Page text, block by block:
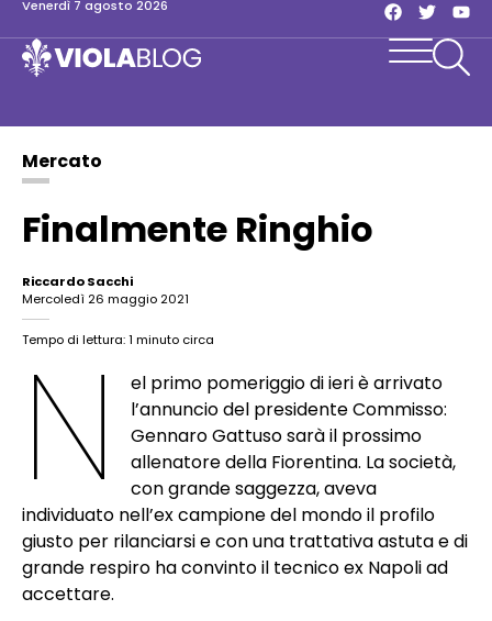
venerdì 7 agosto 2026
Mercato
Finalmente Ringhio
Riccardo Sacchi
mercoledì 26 maggio 2021
Tempo di lettura: 1 minuto circa
N
el primo pomeriggio di ieri è arrivato
l’annuncio del presidente Commisso:
Gennaro Gattuso sarà il prossimo
allenatore della Fiorentina. La società,
con grande saggezza, aveva
individuato nell’ex campione del mondo il profilo
giusto per rilanciarsi e con una trattativa astuta e di
grande respiro ha convinto il tecnico ex Napoli ad
accettare.